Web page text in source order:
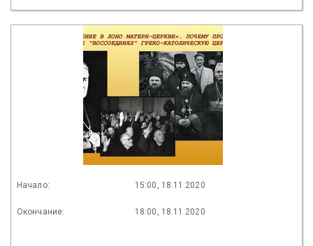
Начало: 15:00, 18.11.2020
Окончание: 18:00, 18.11.2020